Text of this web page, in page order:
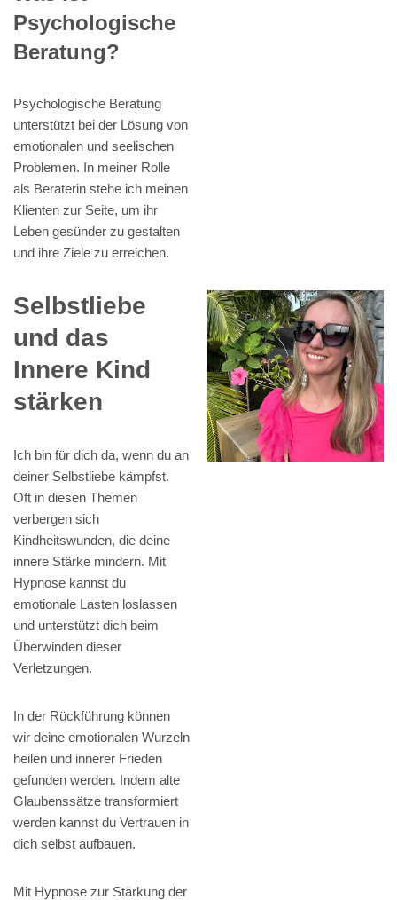
Psychologische
Beratung?
Psychologische Beratung
unterstützt bei der Lösung von
emotionalen und seelischen
Problemen. In meiner Rolle
als Beraterin stehe ich meinen
Klienten zur Seite, um ihr
Leben gesünder zu gestalten
und ihre Ziele zu erreichen.
Selbstliebe
und das
Innere Kind
stärken
Ich bin für dich da, wenn du an
deiner Selbstliebe kämpfst.
Oft in diesen Themen
verbergen sich
Kindheitswunden, die deine
innere Stärke mindern. Mit
Hypnose kannst du
emotionale Lasten loslassen
und unterstützt dich beim
Überwinden dieser
Verletzungen.
In der Rückführung können
wir deine emotionalen Wurzeln
heilen und innerer Frieden
gefunden werden. Indem alte
Glaubenssätze transformiert
werden kannst du Vertrauen in
dich selbst aufbauen.
Mit Hypnose zur Stärkung der